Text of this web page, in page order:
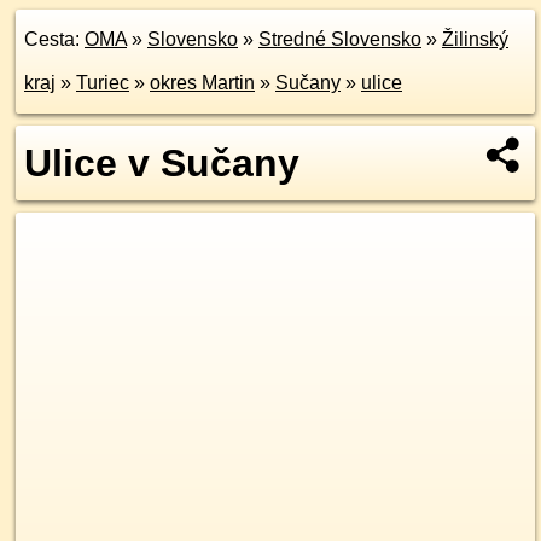
Cesta: OMA» Slovensko » Stredné Slovensko » Žilinský
kraj » Turiec » okres Martin » Sučany » ulice
Ulice v Sučany